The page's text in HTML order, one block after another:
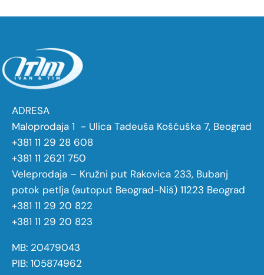
ADRESA
Maloprodaja 1 - Ulica Tadeuša Košćuška 7, Beograd
+381 11 29 28 608
+381 11 2621 750
Veleprodaja – Kružni put Rakovica 233, Bubanj
potok petlja (autoput Beograd-Niš) 11223 Beograd
+381 11 29 20 822
+381 11 29 20 823
MB: 20479043
PIB: 105874962